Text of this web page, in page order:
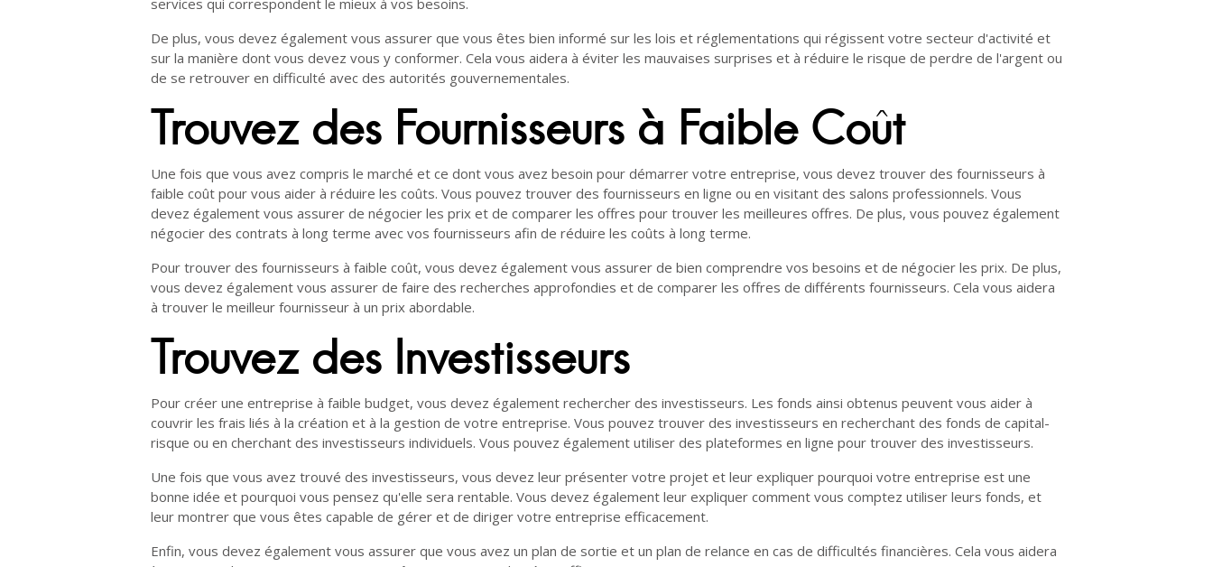
services qui correspondent le mieux à vos besoins.
De plus, vous devez également vous assurer que vous êtes bien informé sur les lois et réglementations qui régissent votre secteur d'activité et
sur la manière dont vous devez vous y conformer. Cela vous aidera à éviter les mauvaises surprises et à réduire le risque de perdre de l'argent ou
de se retrouver en difficulté avec des autorités gouvernementales.
Trouvez des Fournisseurs à Faible Coût
Une fois que vous avez compris le marché et ce dont vous avez besoin pour démarrer votre entreprise, vous devez trouver des fournisseurs à
faible coût pour vous aider à réduire les coûts. Vous pouvez trouver des fournisseurs en ligne ou en visitant des salons professionnels. Vous
devez également vous assurer de négocier les prix et de comparer les offres pour trouver les meilleures offres. De plus, vous pouvez également
négocier des contrats à long terme avec vos fournisseurs afin de réduire les coûts à long terme.
Pour trouver des fournisseurs à faible coût, vous devez également vous assurer de bien comprendre vos besoins et de négocier les prix. De plus,
vous devez également vous assurer de faire des recherches approfondies et de comparer les offres de différents fournisseurs. Cela vous aidera
à trouver le meilleur fournisseur à un prix abordable.
Trouvez des Investisseurs
Pour créer une entreprise à faible budget, vous devez également rechercher des investisseurs. Les fonds ainsi obtenus peuvent vous aider à
couvrir les frais liés à la création et à la gestion de votre entreprise. Vous pouvez trouver des investisseurs en recherchant des fonds de capital-
risque ou en cherchant des investisseurs individuels. Vous pouvez également utiliser des plateformes en ligne pour trouver des investisseurs.
Une fois que vous avez trouvé des investisseurs, vous devez leur présenter votre projet et leur expliquer pourquoi votre entreprise est une
bonne idée et pourquoi vous pensez qu'elle sera rentable. Vous devez également leur expliquer comment vous comptez utiliser leurs fonds, et
leur montrer que vous êtes capable de gérer et de diriger votre entreprise efficacement.
Enfin, vous devez également vous assurer que vous avez un plan de sortie et un plan de relance en cas de difficultés financières. Cela vous aidera